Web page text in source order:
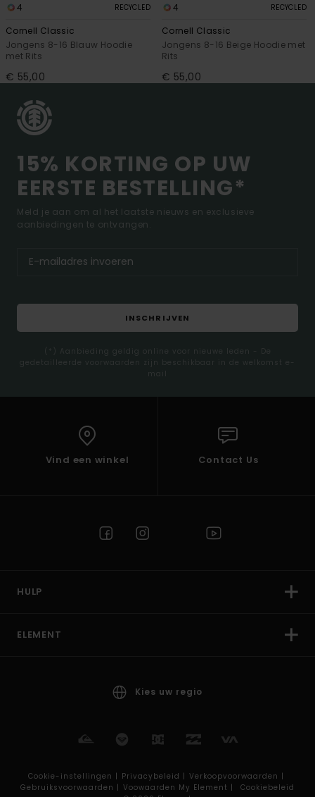
4 RECYCLED
Cornell Classic
Jongens 8-16 Blauw Hoodie
met Rits
€ 55,00
4 RECYCLED
Cornell Classic
Jongens 8-16 Beige Hoodie met
Rits
€ 55,00
15% KORTING OP UW
EERSTE BESTELLING*
Meld je aan om al het laatste nieuws en exclusieve
aanbiedingen te ontvangen.
INSCHRIJVEN
(*) Aanbieding geldig online voor nieuwe leden - De
gedetailleerde voorwaarden zijn beschikbaar in de welkomst e-
mail
Vind een winkel Contact Us
HULP
ELEMENT
Kies uw regio
Cookie-instellingen | Privacybeleid | Verkoopvoorwaarden |
Gebruiksvoorwaarden | Voowaarden My Element |
Cookiebeleid